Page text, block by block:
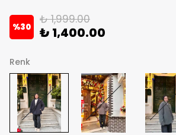
%30
₺ 1,999.00
₺ 1,400.00
Renk